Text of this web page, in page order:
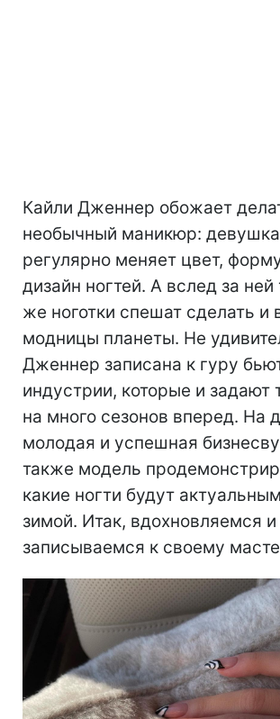
Кайли Дженнер обожает
необычный маникюр: девушка
регулярно меняет цвет,
дизайн ногтей. А вслед за ней
же ноготки спешат сделать и
модницы планеты. Не
Дженнер записана к гуру
индустрии, которые и задают
на много сезонов вперед. На
молодая и успешная
также модель
какие ногти будут
зимой. Итак, вдохновляемся и
записываемся к своему